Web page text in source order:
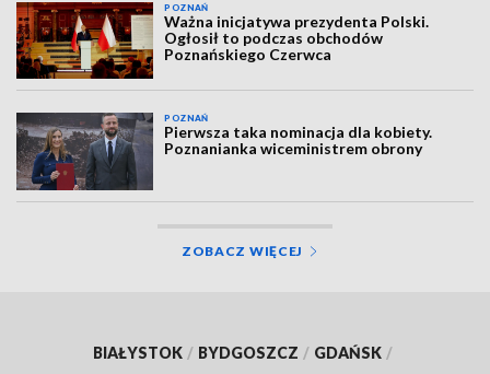
POZNAŃ
Ważna inicjatywa prezydenta Polski.
Ogłosił to podczas obchodów
Poznańskiego Czerwca
POZNAŃ
Pierwsza taka nominacja dla kobiety.
Poznanianka wiceministrem obrony
ZOBACZ WIĘCEJ
BIAŁYSTOK / BYDGOSZCZ / GDAŃSK /